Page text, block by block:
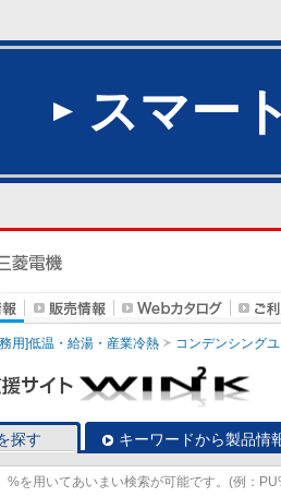
スマー
用]低温・給湯・産業冷熱 コンデンシング
探す キーワードから製品情